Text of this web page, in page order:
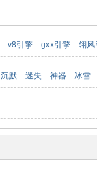
v8引擎 gxx引擎 翎风
沉默 迷失 神器 冰雪